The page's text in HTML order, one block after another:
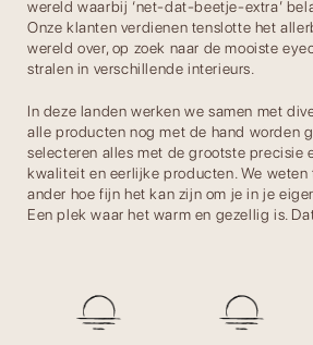
wereld waarbij ‘net-dat-beetje-extra’
Onze klanten verdienen tenslotte het
wereld over, op zoek naar de mooiste
stralen in verschillende interieurs.
In deze landen werken we samen met
alle producten nog met de hand worden
selecteren alles met de grootste precisie
kwaliteit en eerlijke producten. We weten
ander hoe fijn het kan zijn om je in je
Een plek waar het warm en gezellig is.